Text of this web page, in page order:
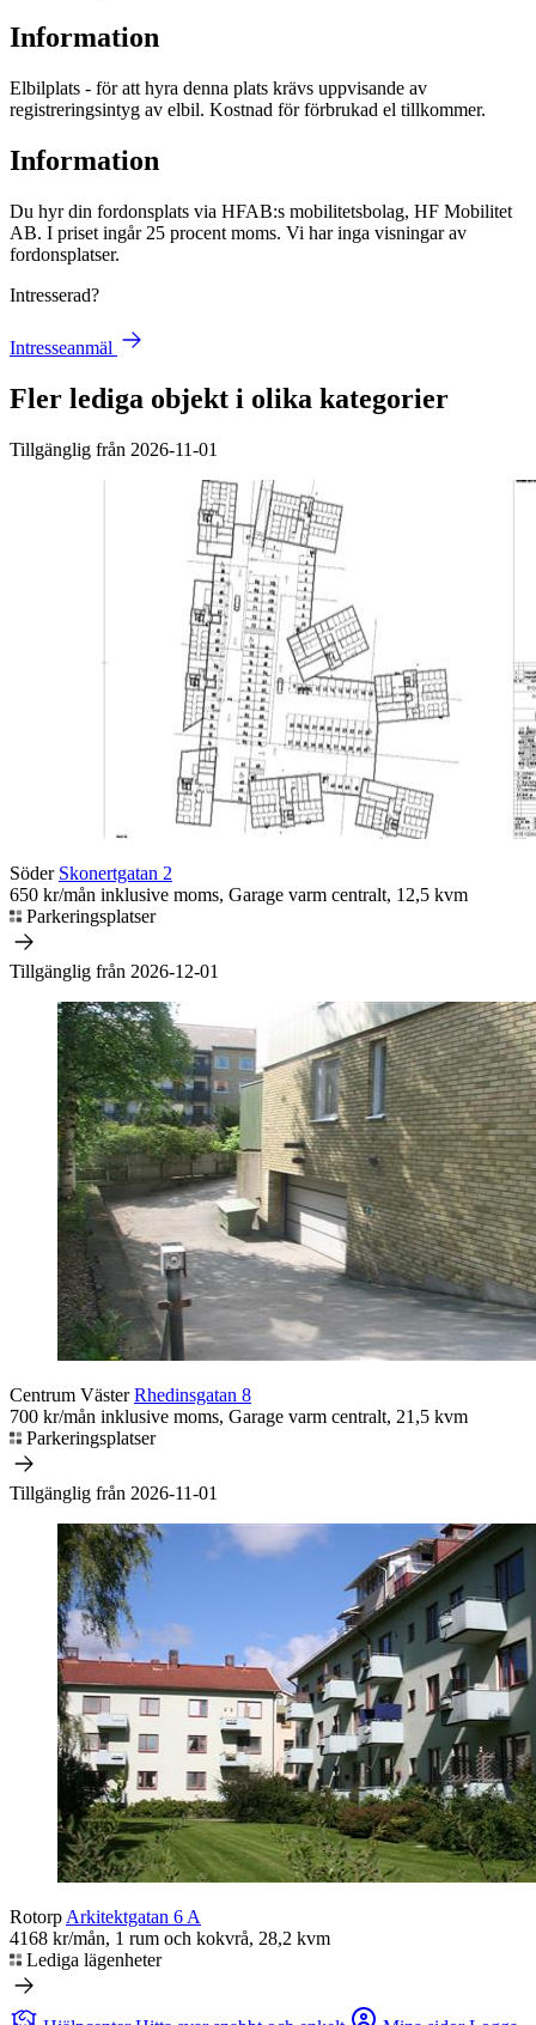
Information
Elbilplats - för att hyra denna plats krävs uppvisande av
registreringsintyg av elbil. Kostnad för förbrukad el tillkommer.
Information
Du hyr din fordonsplats via HFAB:s mobilitetsbolag, HF Mobilitet
AB. I priset ingår 25 procent moms. Vi har inga visningar av
fordonsplatser.
Intresserad?
Intresseanmäl
Fler lediga objekt i olika kategorier
Tillgänglig från 2026-11-01
Söder Skonertgatan 2
650 kr/mån inklusive moms, Garage varm centralt, 12,5 kvm
Parkeringsplatser
Tillgänglig från 2026-12-01
Centrum VästerRhedinsgatan 8
700 kr/mån inklusive moms, Garage varm centralt, 21,5 kvm
Parkeringsplatser
Tillgänglig från 2026-11-01
Rotorp Arkitektgatan 6 A
4168 kr/mån, 1 rum och kokvrå, 28,2 kvm
Lediga lägenheter